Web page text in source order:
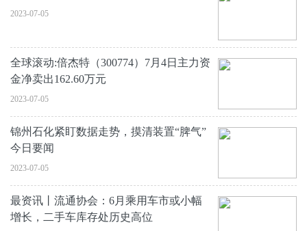
2023-07-05
全球滚动:倍杰特（300774）7月4日主力资
金净卖出162.60万元
2023-07-05
锦州石化紧盯数据走势，摸清装置“脾气”
今日要闻
2023-07-05
最资讯丨流通协会：6月乘用车市或小幅
增长，二手车库存处历史高位